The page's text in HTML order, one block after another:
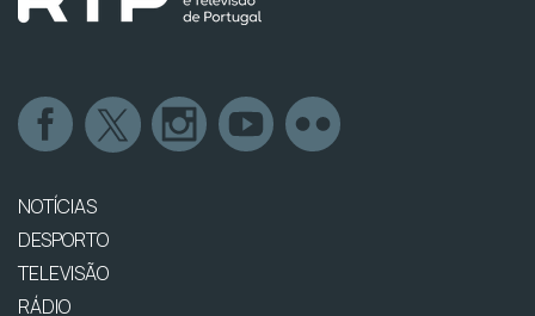
NOTÍCIAS
DESPORTO
TELEVISÃO
RÁDIO